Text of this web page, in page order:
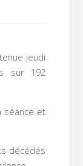
jeudi
sur 192
séance et
décédés